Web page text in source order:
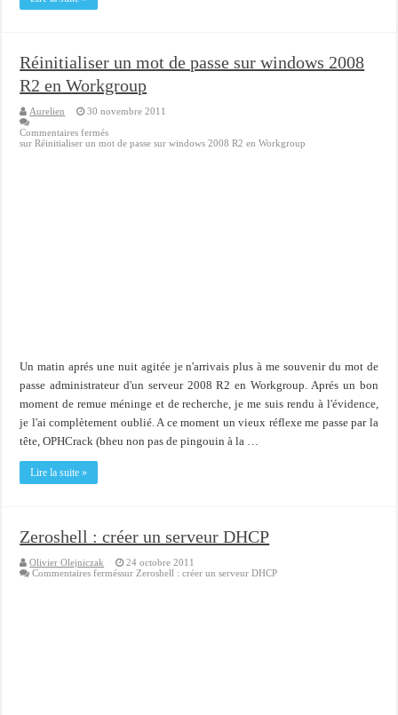
Réinitialiser un mot de passe sur windows 2008
R2 en Workgroup
Aurelien
30 novembre 2011
Commentaires fermés
sur Réinitialiser un mot de passe sur windows 2008 R2 en Workgroup
Un matin aprés une nuit agitée je n'arrivais plus à me souvenir du mot de
passe administrateur d'un serveur 2008 R2 en Workgroup. Aprés un bon
moment de remue méninge et de recherche, je me suis rendu à l'évidence,
je l'ai complètement oublié. A ce moment un vieux réflexe me passe par la
tête, OPHCrack (bheu non pas de pingouin à la …
Lire la suite »
Zeroshell : créer un serveur DHCP
Olivier Olejniczak
24 octobre 2011
Commentaires ferméssur Zeroshell : créer un serveur DHCP